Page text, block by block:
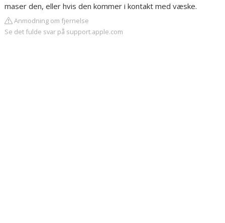
maser den, eller hvis den kommer i kontakt med væske.
Anmodning om fjernelse
Se det fulde svar på support.apple.com